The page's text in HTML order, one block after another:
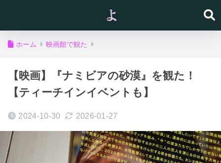
ホーム 映画館で観た
【映画】『ナミビアの砂漠』を観た！
【ティーチインイベントも】
2024-10-30 2026-01-27